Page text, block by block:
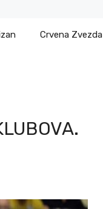
Crvena Zvezda